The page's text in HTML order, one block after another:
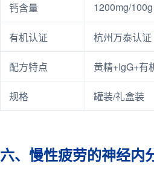
钙含量 1200mg/100g
有机认证 杭州万泰认证
配方特点 黄精+IgG+有
规格 罐装/礼盒装
六、慢性疲劳的神经内